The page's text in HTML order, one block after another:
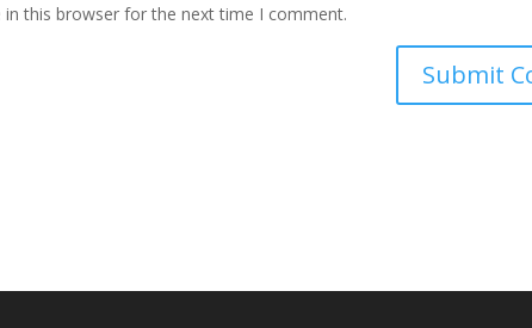
in this browser for the next time I comment.